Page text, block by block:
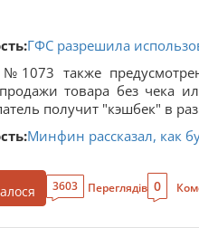
ГФС разрешила
№1073 также
товара без чека
получит "кэшбек" в
Минфин рассказал, как
3603 Переглядів 0